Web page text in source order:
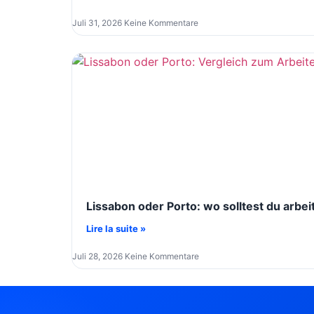
Juli 31, 2026 Keine Kommentare
Lissabon oder Porto: wo solltest du
Lire la suite »
Juli 28, 2026 Keine Kommentare